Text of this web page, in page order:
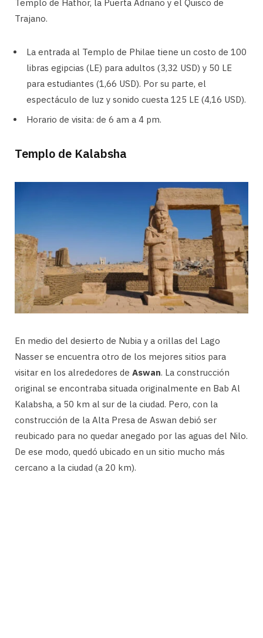
Templo de Hathor, la Puerta Adriano y el Quisco de
Trajano.
La entrada al Templo de Philae tiene un costo de 100
libras egipcias (LE) para adultos (3,32 USD) y 50 LE
para estudiantes (1,66 USD). Por su parte, el
espectáculo de luz y sonido cuesta 125 LE (4,16 USD).
Horario de visita: de 6 am a 4 pm.
Templo de Kalabsha
En medio del desierto de Nubia y a orillas del Lago
Nasser se encuentra otro de los mejores sitios para
visitar en los alrededores de Aswan. La construcción
original se encontraba situada originalmente en Bab Al
Kalabsha, a 50 km al sur de la ciudad. Pero, con la
construcción de la Alta Presa de Aswan debió ser
reubicado para no quedar anegado por las aguas del Nilo.
De ese modo, quedó ubicado en un sitio mucho más
cercano a la ciudad (a 20 km).